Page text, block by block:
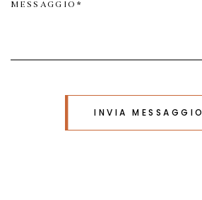
INVIA MESSAGGIO